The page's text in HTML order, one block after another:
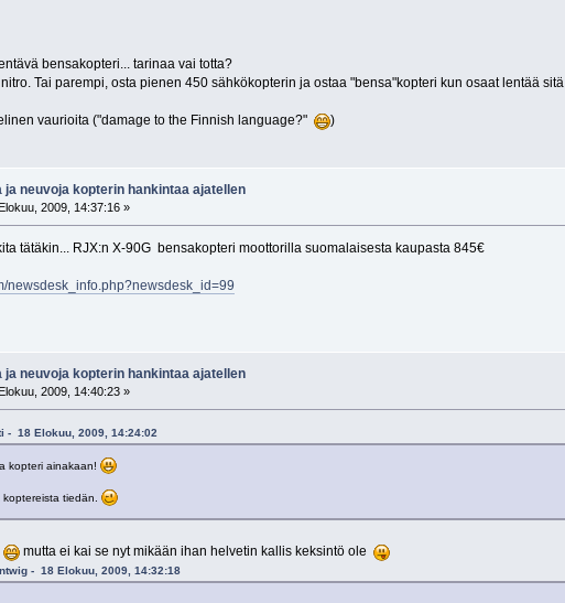
bensakopteri... tarinaa vai totta?
Tai parempi, osta pienen 450 sähkökopterin ja ostaa "bensa"kopteri kun osaat lentää sitä
vaurioita ("damage to the Finnish language?" )
neuvoja kopterin hankintaa ajatellen
2009, 14:37:16 »
tätäkin... RJX:n X-90G bensakopteri moottorilla suomalaisesta kaupasta 845€
newsdesk_info.php?newsdesk_id=99
neuvoja kopterin hankintaa ajatellen
2009, 14:40:23 »
- 18 Elokuu, 2009, 14:24:02
kopteri ainakaan!
tiedän.
mutta ei kai se nyt mikään ihan helvetin kallis keksintö ole
- 18 Elokuu, 2009, 14:32:18